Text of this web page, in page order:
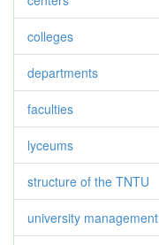
colleges
departments
faculties
lyceums
structure of the TNTU
university management